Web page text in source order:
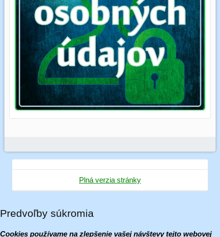
Plná verzia stránky
Predvoľby súkromia
Cookies používame na zlepšenie vašej návštevy tejto webovej